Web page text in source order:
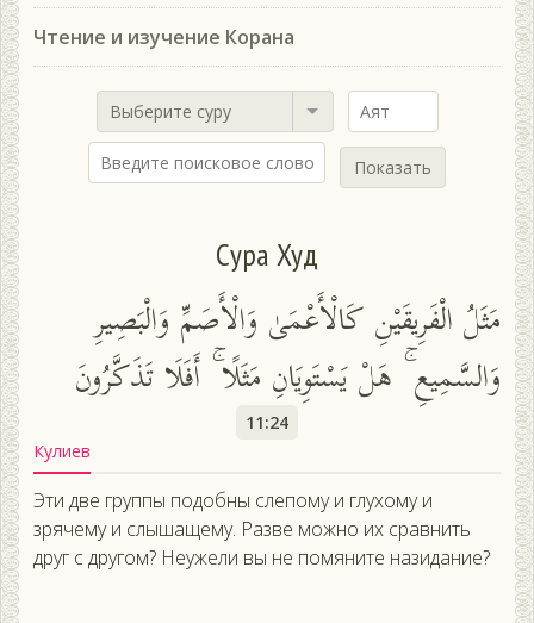
Чтение и изучение Корана
Выберите суру
Показать
Сура Худ
مَثَلُ الْفَرِيقَيْنِ كَالْأَعْمَىٰ وَالْأَصَمِّ وَالْبَصِيرِ
وَالسَّمِيعِ ۚ هَلْ يَسْتَوِيَانِ مَثَلًا ۚ أَفَلَا تَذَكَّرُونَ
11:24
Кулиев
Эти две группы подобны слепому и глухому и
зрячему и слышащему. Разве можно их сравнить
друг с другом? Неужели вы не помяните назидание?